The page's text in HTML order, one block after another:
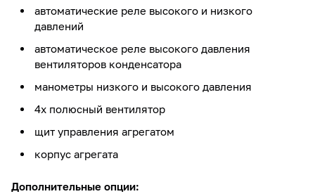
автоматические реле высокого и низкого
давлений
автоматическое реле высокого давления
вентиляторов конденсатора
манометры низкого и высокого давления
4х полюсный вентилятор
щит управления агрегатом
корпус агрегата
Дополнительные опции: